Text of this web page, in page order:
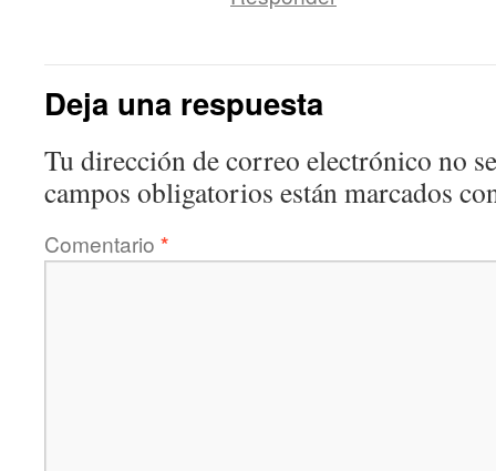
Deja una respuesta
Tu dirección de correo electrónico no
campos obligatorios están marcados
Comentario *